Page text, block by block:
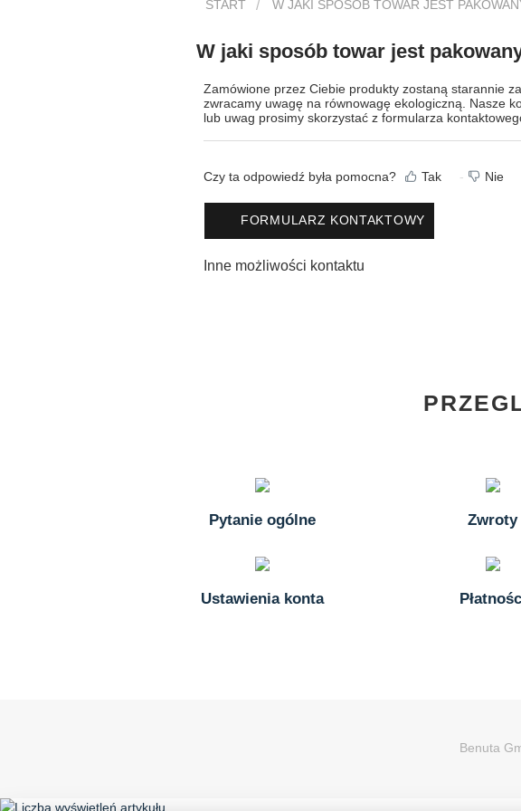
START W JAKI SPOSÓB TOWAR JEST
W jaki sposób towar jest
Zamówione przez Ciebie produkty zostaną starannie
zwracamy uwagę na równowagę ekologiczną. Nasze
lub uwag prosimy skorzystać z formularza
Czy ta odpowiedź była pomocna? Tak Nie
FORMULARZ KONTAKTOWY
Inne możliwości kontaktu
Pytanie ogólne Zwroty
Ustawienia konta
Benuta